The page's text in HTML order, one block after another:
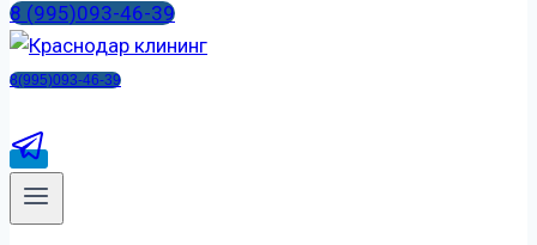
8 (995)093-46-39
8(995)093-46-39